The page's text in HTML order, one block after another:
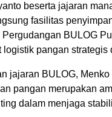
beserta jajaran
fasilitas
Pergudangan BULOG
logistik pangan strategis
jajaran BULOG,
pangan merupakan
dalam menjaga